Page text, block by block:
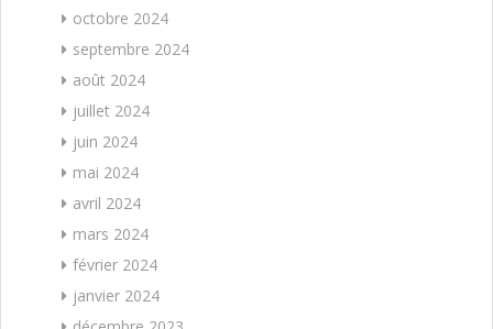
octobre 2024
septembre 2024
août 2024
juillet 2024
juin 2024
mai 2024
avril 2024
mars 2024
février 2024
janvier 2024